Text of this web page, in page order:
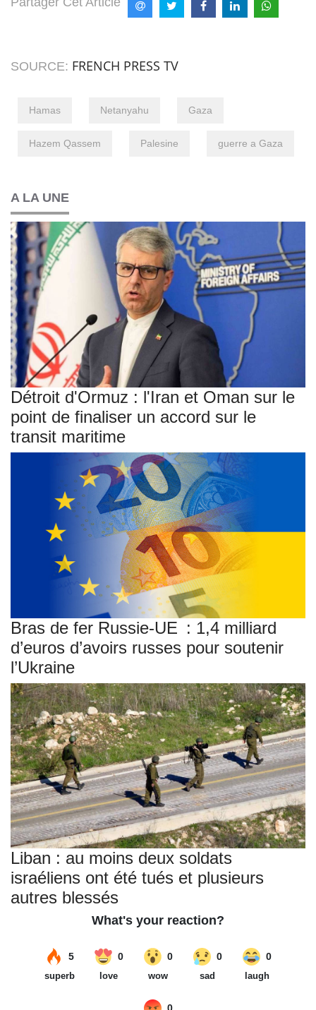
SOURCE: FRENCH PRESS TV
Hamas Netanyahu Gaza
Hazem Qassem Palesine guerre a Gaza
A LA UNE
Détroit d'Ormuz : l'Iran et Oman sur le
point de finaliser un accord sur le
transit maritime
Bras de fer Russie-UE : 1,4 milliard
d’euros d’avoirs russes pour soutenir
l’Ukraine
Liban : au moins deux soldats
israéliens ont été tués et plusieurs
autres blessés